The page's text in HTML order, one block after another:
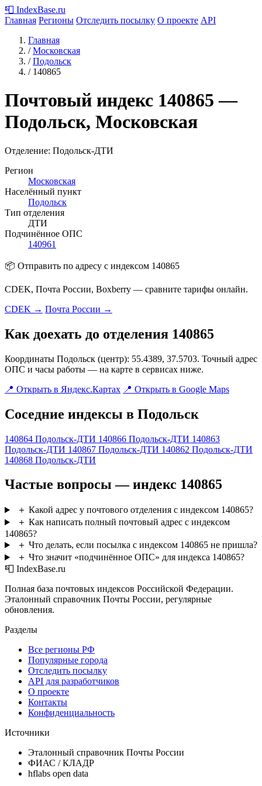
📮 IndexBase.ru
Главная Регионы Отследить посылку О проекте API
Главная
/ Московская
/ Подольск
/ 140865
Почтовый индекс 140865 —
Подольск, Московская
Отделение: Подольск-ДТИ
Регион
Московская
Населённый пункт
Подольск
Тип отделения
ДТИ
Подчинённое ОПС
140961
📦 Отправить по адресу с индексом 140865
CDEK, Почта России, Boxberry — сравните тарифы онлайн.
CDEK → Почта России →
Как доехать до отделения 140865
Координаты Подольск (центр): 55.4389, 37.5703. Точный адрес
ОПС и часы работы — на карте в сервисах ниже.
📍 Открыть в Яндекс.Картах 📍 Открыть в Google Maps
Соседние индексы в Подольск
140864 Подольск-ДТИ 140866 Подольск-ДТИ 140863
Подольск-ДТИ 140867 Подольск-ДТИ 140862 Подольск-ДТИ
140868 Подольск-ДТИ
Частые вопросы — индекс 140865
＋ Какой адрес у почтового отделения с индексом 140865?
＋ Как написать полный почтовый адрес с индексом
140865?
＋ Что делать, если посылка с индексом 140865 не пришла?
＋ Что значит «подчинённое ОПС» для индекса 140865?
📮 IndexBase.ru
Полная база почтовых индексов Российской Федерации.
Эталонный справочник Почты России, регулярные
обновления.
Разделы
Все регионы РФ
Популярные города
Отследить посылку
API для разработчиков
О проекте
Контакты
Конфиденциальность
Источники
Эталонный справочник Почты России
ФИАС / КЛАДР
hflabs open data